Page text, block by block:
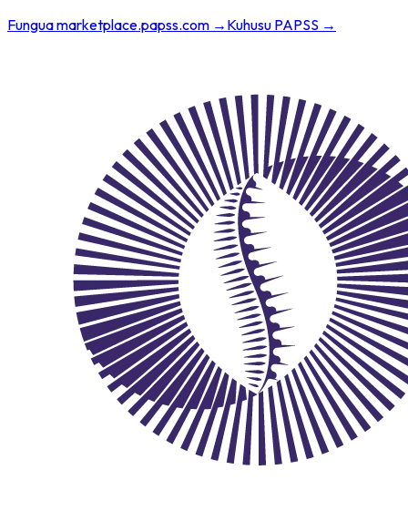
Fungua marketplace.papss.com → Kuhusu PAPSS →